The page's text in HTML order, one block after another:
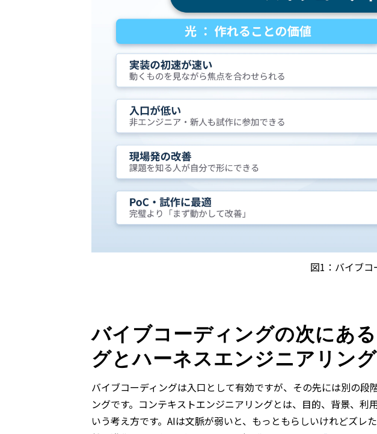
図1：バイブコ
バイブコーディングの次にあ
グとハーネスエンジニアリング
バイブコーディングは入口として有効ですが、その先には別の
ングです。コンテキストエンジニアリングとは、目的、背景、
いう考え方です。AIは文脈が弱いと、もっともらしいけれどズ